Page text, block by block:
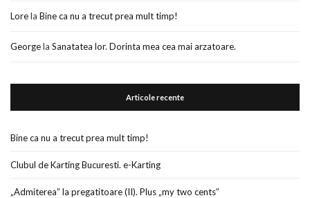
Lorela Bine ca nu a trecut prea mult timp!
Georgela Sanatatea lor. Dorinta mea cea mai arzatoare.
Articole recente
Bine ca nu a trecut prea mult timp!
Clubul de Karting Bucuresti. e-Karting
„Admiterea” la pregatitoare (II). Plus „my two cents”